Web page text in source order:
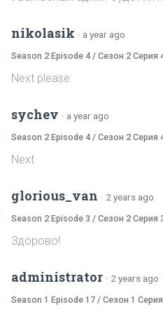
nikolasik · a year ago
Season 2 Episode 4 / Сезон 2 Серия
Next please
sychev · a year ago
Season 2 Episode 4 / Сезон 2 Серия
Next
glorious_van · 2 years ago
Season 2 Episode 3 / Сезон 2 Серия
Здорово!
administrator · 2 years ago
Season 1 Episode 17 / Сезон 1